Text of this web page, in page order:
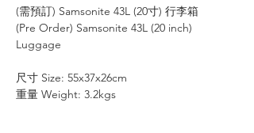
(需預訂) Samsonite 43L (20寸) 行李箱
(Pre Order) Samsonite 43L (20 inch)
Luggage
尺寸 Size: 55x37x26cm
重量 Weight: 3.2kgs